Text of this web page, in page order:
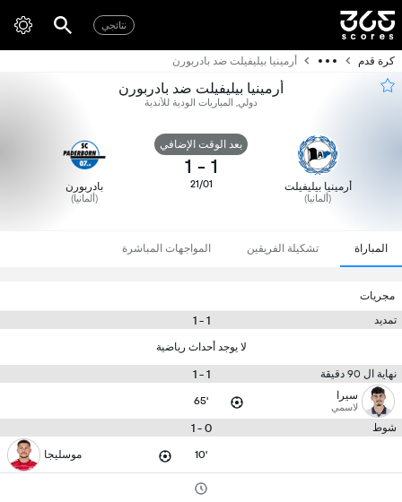
نتائجي
كرة قدم أرمينيا بيليفيلت ضد بادربورن
أرمينيا بيليفيلت ضد بادربورن
دولي, المباريات الودية للأندية
أرمينيا بيليفيلت
(ألمانيا)
بعد الوقت الإضافي
1
-
1
21/01 بادربورن
(ألمانيا)
المباراة تشكيلة الفريقين المواجهات المباشرة
مجريات
تمديد
1 - 1
لا يوجد أحداث رياضية
نهاية ال 90 دقيقة 1 - 1
سيرا
لاسمي 65'
شوط 0 - 1
10' موسليجا